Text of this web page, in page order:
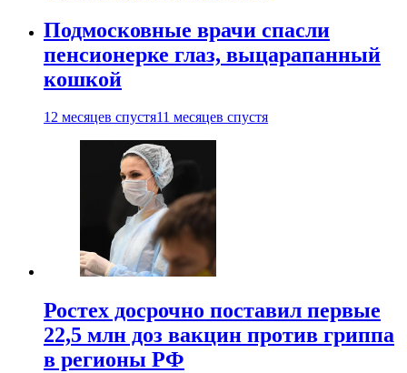
Подмосковные врачи спасли
пенсионерке глаз, выцарапанный
кошкой
12 месяцев спустя11 месяцев спустя
Ростех досрочно поставил первые
22,5 млн доз вакцин против гриппа
в регионы РФ